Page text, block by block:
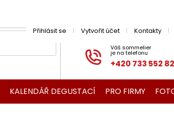
+420 733 552
Přihlásit se Vytvořit účet Kontakty
KALENDÁŘ DEGUSTACÍ PRO FIRMY